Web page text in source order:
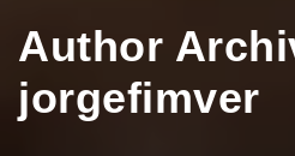
Author
jorgefimver